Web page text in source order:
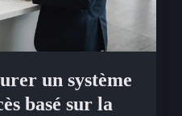
un système
basé sur la